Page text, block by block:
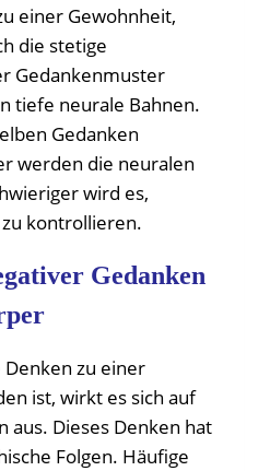
einer Gewohnheit,
die stetige
Gedankenmuster
tiefe neurale Bahnen.
Gedanken
werden die neuralen
wird es,
kontrollieren.
Gedanken
Denken zu einer
ist, wirkt es sich auf
aus. Dieses Denken hat
Folgen. Häufige